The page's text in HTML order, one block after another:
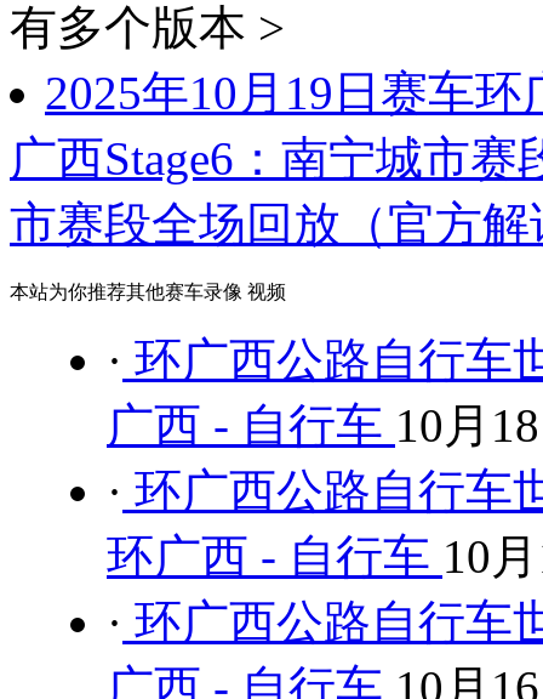
有多个版本 >
2025年10月19日赛车
广西Stage6：南宁城市
市赛段全场回放（官方解
本站为你推荐其他赛车录像 视频
· 环广西公路自行车
广西 - 自行车 10月
· 环广西公路自行车
环广西 - 自行车 10
· 环广西公路自行车
广西 - 自行车 10月